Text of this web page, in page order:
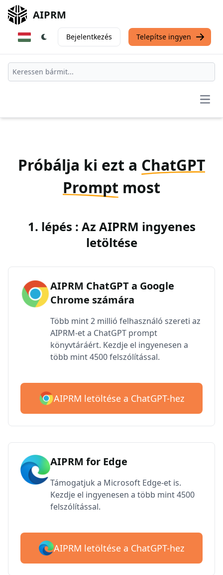
AIPRM
Bejelentkezés Telepítse ingyen
Próbálja ki ezt a ChatGPT
Prompt most
1. lépés : Az AIPRM ingyenes
letöltése
AIPRM ChatGPT a Google
Chrome számára
Több mint 2 millió felhasználó szereti az
AIPRM-et a ChatGPT prompt
könyvtáráért. Kezdje el ingyenesen a
több mint 4500 felszólítással.
AIPRM letöltése a ChatGPT-hez
AIPRM for Edge
Támogatjuk a Microsoft Edge-et is.
Kezdje el ingyenesen a több mint 4500
felszólítással.
AIPRM letöltése a ChatGPT-hez